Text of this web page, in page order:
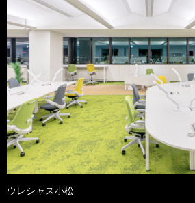
ウレシャス小松